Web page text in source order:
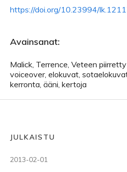
https://doi.org/10.23994/
Avainsanat:
Malick, Terrence, Veteen
voiceover, elokuvat,
kerronta, ääni, kertoja
JULKAISTU
2013-02-01